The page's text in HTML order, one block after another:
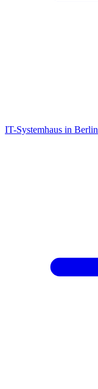
IT-Systemhaus in Berlin